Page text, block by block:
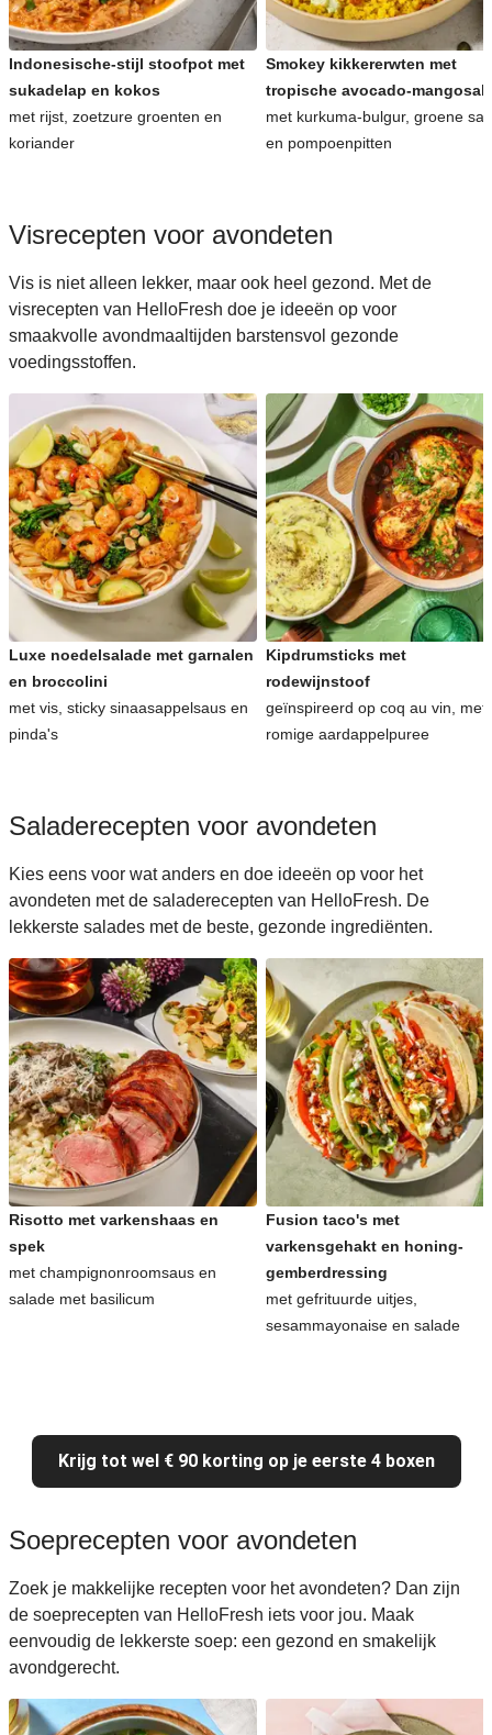
Indonesische-stijl stoofpot met
sukadelap en kokos
met rijst, zoetzure groenten en
koriander
Smokey kikkererwten met
tropische avocado-
met kurkuma-bulgur, groene
en pompoenpitten
Visrecepten voor avondeten
Vis is niet alleen lekker, maar ook heel gezond. Met de
visrecepten van HelloFresh doe je ideeën op voor
smaakvolle avondmaaltijden barstensvol gezonde
voedingsstoffen.
Luxe noedelsalade met garnalen
en broccolini
met vis, sticky sinaasappelsaus en
pinda's
Kipdrumsticks met
rodewijnstoof
geïnspireerd op coq au vin, met
romige aardappelpuree
Saladerecepten voor avondeten
Kies eens voor wat anders en doe ideeën op voor het
avondeten met de saladerecepten van HelloFresh. De
lekkerste salades met de beste, gezonde ingrediënten.
Risotto met varkenshaas en
spek
met champignonroomsaus en
salade met basilicum
Fusion taco's met
varkensgehakt en honing-
gemberdressing
met gefrituurde uitjes,
sesammayonaise en salade
Krijg tot wel € 90 korting op je eerste 4 boxen
Soeprecepten voor avondeten
Zoek je makkelijke recepten voor het avondeten? Dan zijn
de soeprecepten van HelloFresh iets voor jou. Maak
eenvoudig de lekkerste soep: een gezond en smakelijk
avondgerecht.